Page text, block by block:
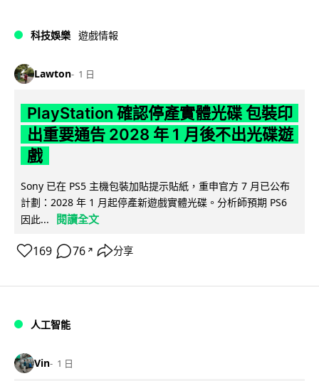
科技娛樂 遊戲情報
Lawton 1 日
PlayStation 確認停產實體光碟 包裝印
出重要通告 2028 年 1 月後不出光碟遊
戲
Sony 已在 PS5 主機包裝加貼提示貼紙，重申官方 7 月已公布
計劃：2028 年 1 月起停產新遊戲實體光碟。分析師預期 PS6
因此...
閱讀全文
169 76 ↗ 分享
人工智能
Vin 1 日